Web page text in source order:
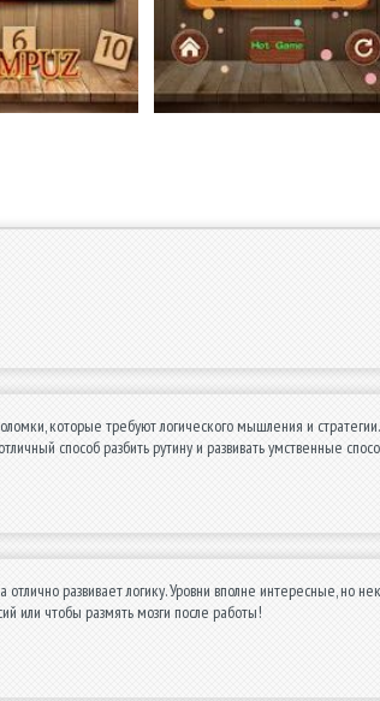
которые требуют логического мышления и
способ разбить рутину и развивать умственные
отлично развивает логику. Уровни вполне интересные,
или чтобы размять мозги после работы!